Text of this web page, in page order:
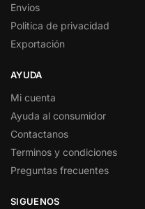
Envios
Politica de privacidad
Exportación
AYUDA
Mi cuenta
Ayuda al consumidor
Contactanos
Terminos y condiciones
Preguntas frecuentes
SIGUENOS